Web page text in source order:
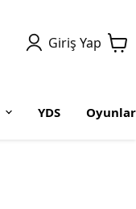
Giriş Yap
YDS Oyunlar